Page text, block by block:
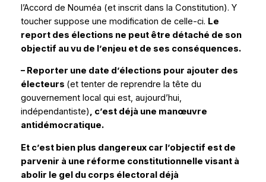
l’Accord de Nouméa (et inscrit dans la Constitution). Y
toucher suppose une modification de celle-ci. Le
report des élections ne peut être détaché de son
objectif au vu de l’enjeu et de ses conséquences.
– Reporter une date d’élections pour ajouter des
électeurs (et tenter de reprendre la tête du
gouvernement local qui est, aujourd’hui,
indépendantiste), c’est déjà une manœuvre
antidémocratique.
Et c’est bien plus dangereux car l’objectif est de
parvenir à une réforme constitutionnelle visant à
abolir le gel du corps électoral déjà